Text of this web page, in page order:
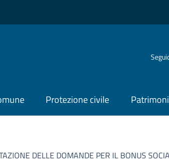
Protezione civile
DELLE DOMANDE PER IL BONUS